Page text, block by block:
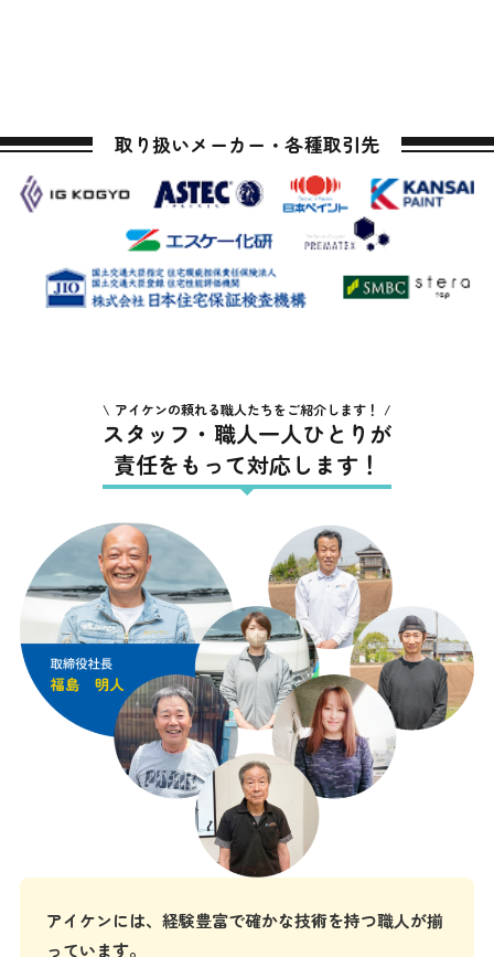
取り扱いメーカー・各種取引先
アイケンの頼れる職人たちをご紹介します！
スタッフ・職人一人ひとりが
責任をもって対応します！
アイケンには、経験豊富で確かな技術を持つ職人が揃
っています。